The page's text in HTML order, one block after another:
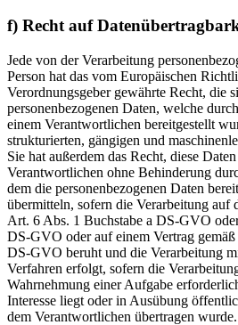
f) Recht auf
Jede von der Verarbeitung
Person hat das vom Europäischen
Verordnungsgeber gewährte Recht, die
personenbezogenen Daten, welche
einem Verantwortlichen bereitgestellt
strukturierten, gängigen und
Sie hat außerdem das Recht, diese
Verantwortlichen ohne Behinderung
dem die personenbezogenen Daten
übermitteln, sofern die Verarbeitung
Art. 6 Abs. 1 Buchstabe a DS-GVO
DS-GVO oder auf einem Vertrag
DS-GVO beruht und die Verarbeitung
Verfahren erfolgt, sofern die
Wahrnehmung einer Aufgabe
Interesse liegt oder in Ausübung
dem Verantwortlichen übertragen wurde.